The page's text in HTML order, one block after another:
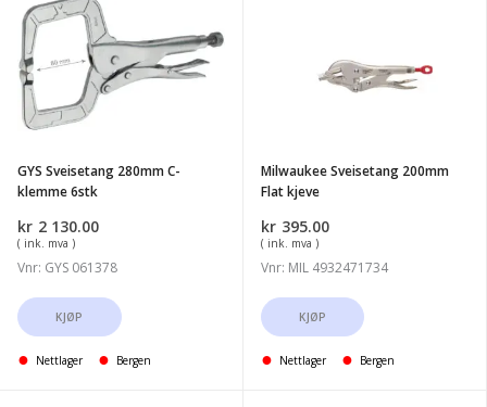
Sveisetang
280mm
C-
klemme
6stk
GYS Sveisetang 280mm C-
klemme 6stk
kr 2 130.00
( ink. mva )
Vnr: GYS 061378
KJØP
Nettlager Bergen
Milwaukee Sveisetang 200mm
Flat kjeve
kr 395.00
( ink. mva )
Vnr: MIL 4932471734
KJØP
Nettlager Bergen